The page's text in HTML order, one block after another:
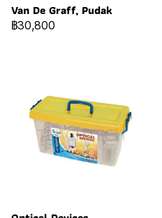
Van De Graff, Pudak
฿30,800